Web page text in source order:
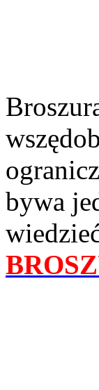
bywa